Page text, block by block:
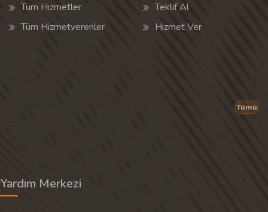
Tüm Hizmetler
Tüm Hizmetverenler
Teklif Al
Hizmet Ver
Tümü
Yardım Merkezi